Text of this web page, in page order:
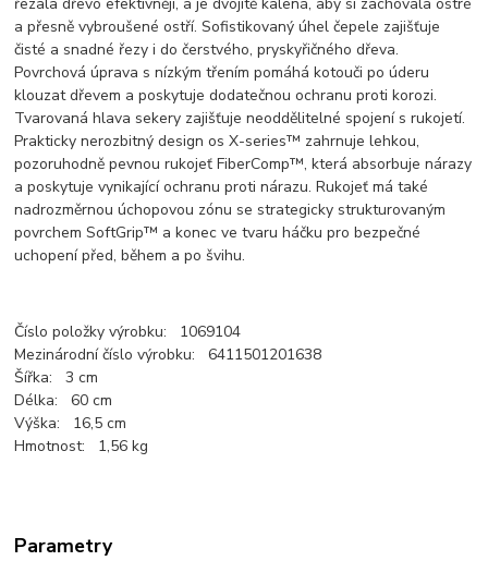
a přesně vybroušené ostří. Sofistikovaný úhel čepele zajišťuje
čisté a snadné řezy i do čerstvého, pryskyřičného dřeva.
Povrchová úprava s nízkým třením pomáhá kotouči po úderu
klouzat dřevem a poskytuje dodatečnou ochranu proti korozi.
Tvarovaná hlava sekery zajišťuje neoddělitelné spojení s rukojetí.
Prakticky nerozbitný design os X-series™ zahrnuje lehkou,
pozoruhodně pevnou rukojeť FiberComp™, která absorbuje nárazy
a poskytuje vynikající ochranu proti nárazu. Rukojeť má také
nadrozměrnou úchopovou zónu se strategicky strukturovaným
povrchem SoftGrip™ a konec ve tvaru háčku pro bezpečné
uchopení před, během a po švihu.
Číslo položky výrobku: 1069104
Mezinárodní číslo výrobku: 6411501201638
Šířka: 3 cm
Délka: 60 cm
Výška: 16,5 cm
Hmotnost: 1,56 kg
Parametry